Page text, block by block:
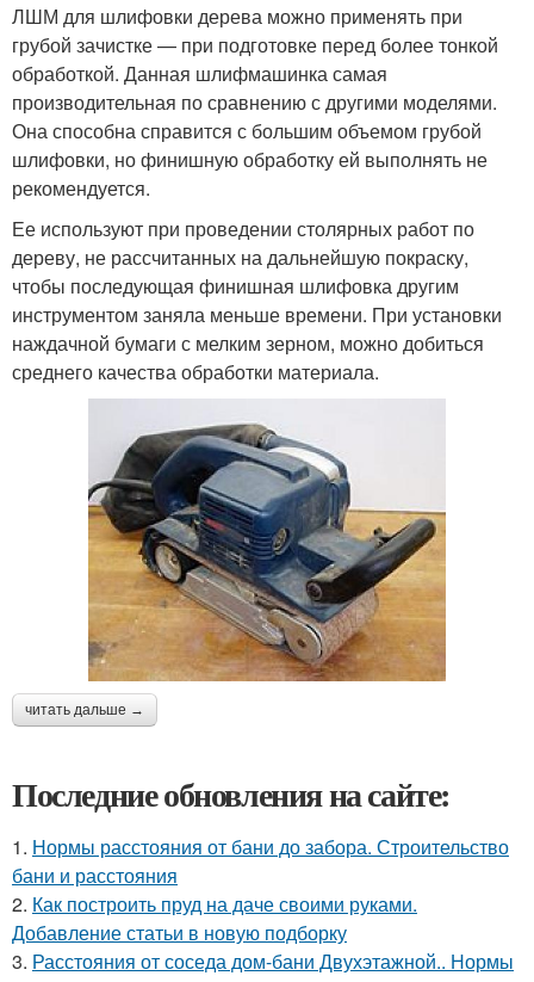
ЛШМ для шлифовки дерева можно применять при
грубой зачистке — при подготовке перед более тонкой
обработкой. Данная шлифмашинка самая
производительная по сравнению с другими моделями.
Она способна справится с большим объемом грубой
шлифовки, но финишную обработку ей выполнять не
рекомендуется.
Ее используют при проведении столярных работ по
дереву, не рассчитанных на дальнейшую покраску,
чтобы последующая финишная шлифовка другим
инструментом заняла меньше времени. При установки
наждачной бумаги с мелким зерном, можно добиться
среднего качества обработки материала.
читать дальше →
Последние обновления на сайте:
1. Нормы расстояния от бани до забора. Строительство
бани и расстояния
2. Как построить пруд на даче своими руками.
Добавление статьи в новую подборку
3. Расстояния от соседа дом-бани Двухэтажной.. Нормы